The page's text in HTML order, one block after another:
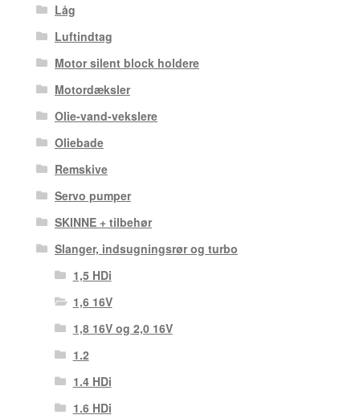
Låg
Luftindtag
Motor silent block holdere
Motordæksler
Olie-vand-vekslere
Oliebade
Remskive
Servo pumper
SKINNE + tilbehør
Slanger, indsugningsrør og turbo
1,5 HDi
1,6 16V
1,8 16V og 2,0 16V
1.2
1.4 HDi
1.6 HDi